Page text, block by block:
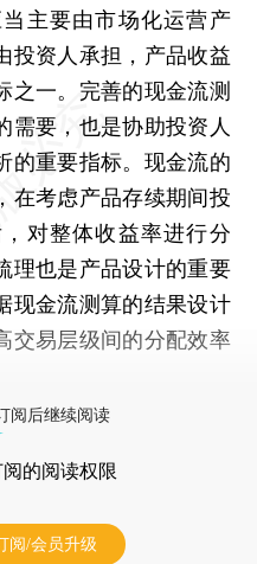
主要由市场化运营产
投资人承担，产品收益
之一。完善的现金流测
需要，也是协助投资人
的重要指标。现金流的
在考虑产品存续期间投
对整体收益率进行分
理也是产品设计的重要
现金流测算的结果设计
交易层级间的分配效率
阅后继续阅读
的阅读权限
阅/会员升级